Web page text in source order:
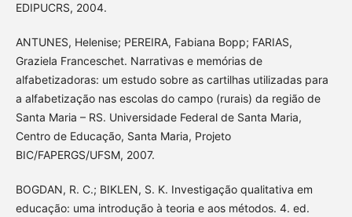
EDIPUCRS, 2004.
ANTUNES, Helenise; PEREIRA, Fabiana Bopp; FARIAS,
Graziela Franceschet. Narrativas e memórias de
alfabetizadoras: um estudo sobre as cartilhas utilizadas para
a alfabetização nas escolas do campo (rurais) da região de
Santa Maria – RS. Universidade Federal de Santa Maria,
Centro de Educação, Santa Maria, Projeto
BIC/FAPERGS/UFSM, 2007.
BOGDAN, R. C.; BIKLEN, S. K. Investigação qualitativa em
educação: uma introdução à teoria e aos métodos. 4. ed.